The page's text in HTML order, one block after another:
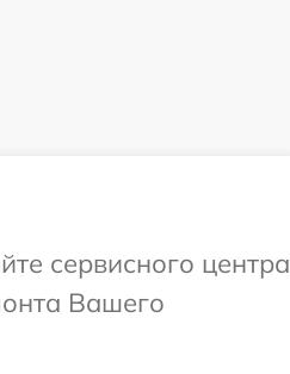
сервисного центра
Вашего